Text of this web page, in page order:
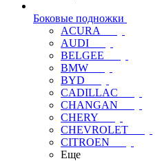
Боковые подножки
ACURA
AUDI
BELGEE
BMW
BYD
CADILLAC
CHANGAN
CHERY
CHEVROLET
CITROEN
Еще